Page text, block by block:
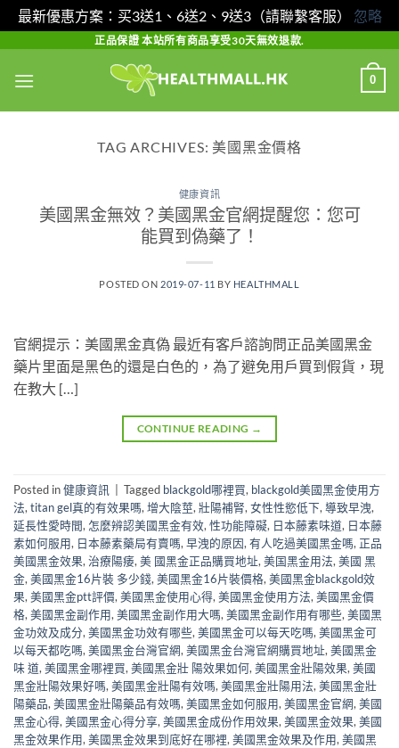
最新優惠方案：买3送1、6送2、9送3（請聯繫客服） 忽略
content
正品保證 本站所有商品享受30天無效退款.
0
TAG ARCHIVES: 美國黑金價格
健康資訊
美國黑金無效？美國黑金官網提醒您：您可
能買到偽藥了！
POSTED ON 2019-07-11 BY HEALTHMALL
官網提示：美國黑金真偽 最近有客戶諮詢問正品美國黑金
藥片里面是黑色的還是白色的，為了避免用戶買到假貨，現
在教大 […]
CONTINUE READING →
Posted in健康資訊 Tagged blackgold哪裡買, blackgold美國黑金使用方
法, titan gel真的有效果嗎, 增大陰莖, 壯陽補腎, 女性性慾低下, 導致早洩,
延長性愛時間, 怎麼辨認美國黑金有效, 性功能障礙, 日本藤素味道, 日本藤
素如何服用, 日本藤素藥局有賣嗎, 早洩的原因, 有人吃過美國黑金嗎, 正品
美國黑金效果, 治療陽痿, 美 國黑金正品購買地址, 美国黑金用法, 美國 黑
金, 美國黑金16片裝 多少錢, 美國黑金16片裝價格, 美國黑金blackgold效
果, 美國黑金ptt評價, 美國黑金使用心得, 美國黑金使用方法, 美國黑金價
格, 美國黑金副作用, 美國黑金副作用大嗎, 美國黑金副作用有哪些, 美國黑
金功效及成分, 美國黑金功效有哪些, 美國黑金可以每天吃嗎, 美國黑金可
以每天都吃嗎, 美國黑金台灣官網, 美國黑金台灣官網購買地址, 美國黑金
味 道, 美國黑金哪裡買, 美國黑金壯 陽效果如何, 美國黑金壯陽效果, 美國
黑金壯陽效果好嗎, 美國黑金壯陽有效嗎, 美國黑金壯陽用法, 美國黑金壯
陽藥品, 美國黑金壯陽藥品有效嗎, 美國黑金如何服用, 美國黑金官網, 美國
黑金心得, 美國黑金心得分享, 美國黑金成份作用效果, 美國黑金效果, 美國
黑金效果作用, 美國黑金效果到底好在哪裡, 美國黑金效果及作用, 美國黑